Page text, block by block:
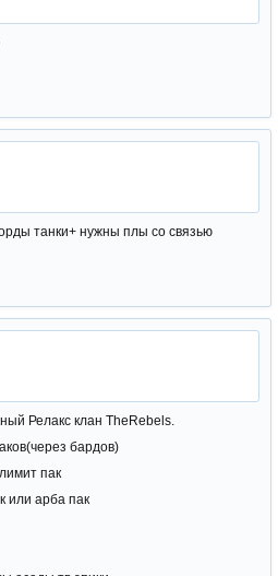
танки+ нужны плы со связью
Релакс клан TheRebels.
бардов)
пак
или арба пак